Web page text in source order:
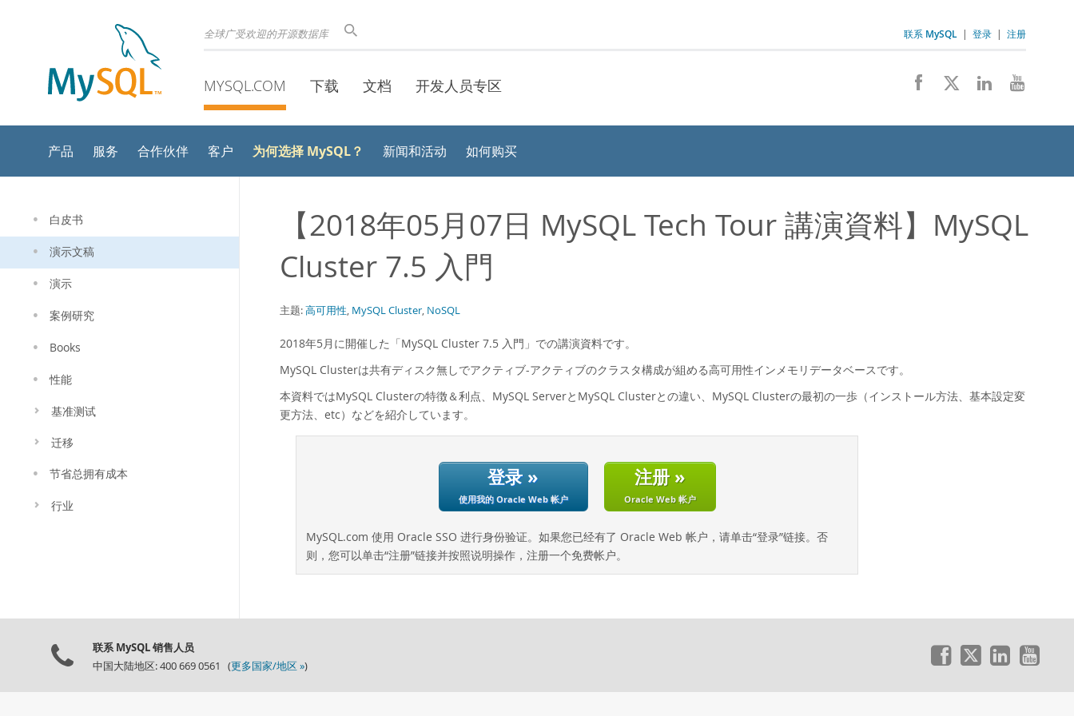
全球广受欢迎的开源数据库 联系 MySQL | 登录 | 注册
MYSQL.COM 下载 文档 开发人员专区
产品 服务 合作伙伴 客户 为何选择 MySQL？ 新闻和活动 如何购买
白皮书
演示文稿
演示
案例研究
Books
性能
基准测试
迁移
节省总拥有成本
行业
【2018年05月07日 MySQL Tech Tour 講演資料】MySQL
Cluster 7.5 入門
主题:高可用性, MySQL Cluster, NoSQL
2018年5月に開催した「MySQL Cluster 7.5 入門」での講演資料です。
MySQL Clusterは共有ディスク無しでアクティブ-アクティブのクラスタ構成が組める高可用性インメモリデータベースです。
本資料ではMySQL Clusterの特徴＆利点、MySQL ServerとMySQL Clusterとの違い、MySQL Clusterの最初の一歩（インストール方法、基本設定変
更方法、etc）などを紹介しています。
登录 »
使用我的 Oracle Web 帐户
注册 »
Oracle Web 帐户
MySQL.com 使用 Oracle SSO 进行身份验证。如果您已经有了 Oracle Web 帐户，请单击“登录”链接。否
则，您可以单击“注册”链接并按照说明操作，注册一个免费帐户。
联系 MySQL 销售人员
中国大陆地区: 400 669 0561 (更多国家/地区 »)